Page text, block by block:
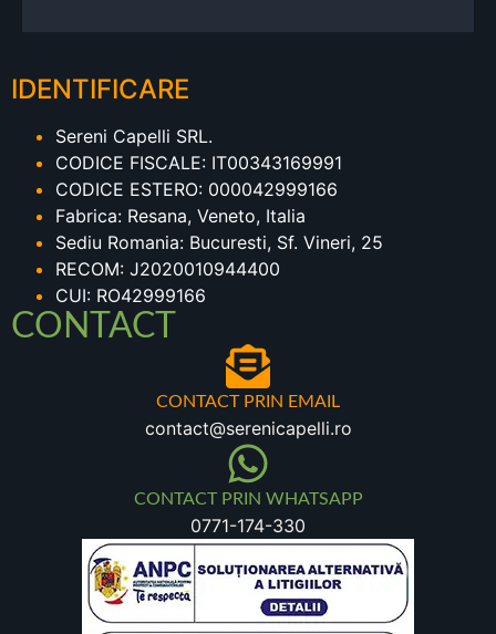
IDENTIFICARE
Sereni Capelli SRL.
CODICE FISCALE: IT00343169991
CODICE ESTERO: 000042999166
Fabrica: Resana, Veneto, Italia
Sediu Romania: Bucuresti, Sf. Vineri, 25
RECOM: J2020010944400
CUI: RO42999166
CONTACT
CONTACT PRIN EMAIL
contact@serenicapelli.ro
CONTACT PRIN WHATSAPP
0771-174-330